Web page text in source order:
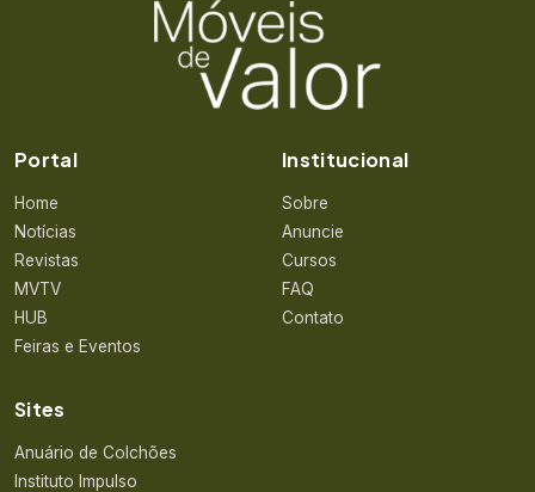
Portal
Home
Notícias
Revistas
MVTV
HUB
Feiras e Eventos
Institucional
Sobre
Anuncie
Cursos
FAQ
Contato
Sites
Anuário de Colchões
Instituto Impulso